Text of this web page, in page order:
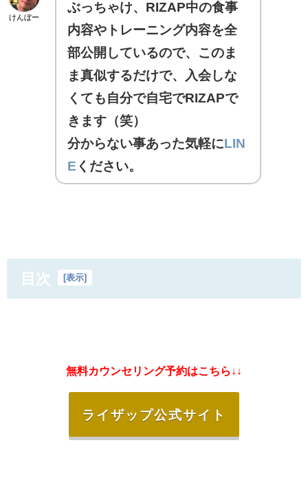
けんぼー
ぶっちゃけ、RIZAP中の食事
内容やトレーニング内容を全
部公開しているので、このま
ま真似するだけで、入会しな
くても自分で自宅でRIZAPで
きます（笑）
分からない事あった気軽にLIN
E ください。
目次 [表示]
無料カウンセリング予約はこちら↓↓
ライザップ公式サイト